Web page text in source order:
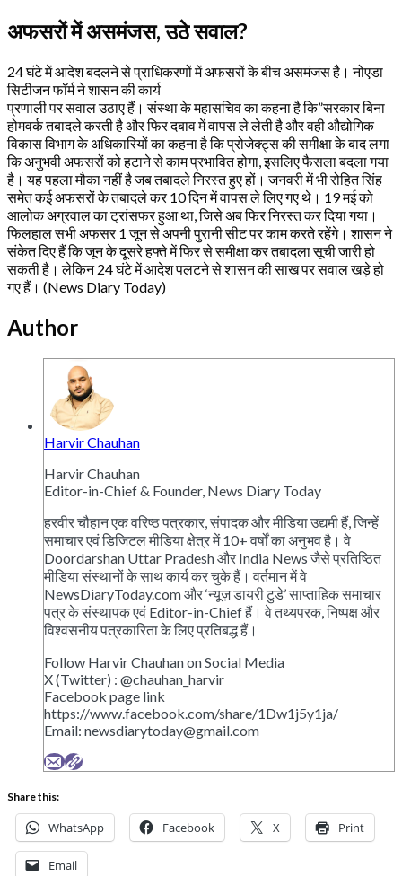
अफसरों में असमंजस, उठे सवाल?
24 घंटे में आदेश बदलने से प्राधिकरणों में अफसरों के बीच असमंजस है। नोएडा
सिटीजन फॉर्म ने शासन की कार्य
प्रणाली पर सवाल उठाए हैं। संस्था के महासचिव का कहना है कि”सरकार बिना
होमवर्क तबादले करती है और फिर दबाव में वापस ले लेती है और वही औद्योगिक
विकास विभाग के अधिकारियों का कहना है कि प्रोजेक्ट्स की समीक्षा के बाद लगा
कि अनुभवी अफसरों को हटाने से काम प्रभावित होगा, इसलिए फैसला बदला गया‌
है। यह पहला मौका नहीं है जब तबादले निरस्त हुए हों। जनवरी में भी रोहित सिंह
समेत कई अफसरों के तबादले कर 10 दिन में वापस ले लिए गए थे। 19 मई को
आलोक अग्रवाल का ट्रांसफर हुआ था, जिसे अब फिर निरस्त कर दिया गया।
फिलहाल सभी अफसर 1 जून से अपनी पुरानी सीट पर काम करते रहेंगे। शासन ने
संकेत दिए हैं कि जून के दूसरे हफ्ते में फिर से समीक्षा कर तबादला सूची जारी हो
सकती है। लेकिन 24 घंटे में आदेश पलटने से शासन की साख पर सवाल खड़े हो
गए हैं। (News Diary Today)
Author
Harvir Chauhan
Harvir Chauhan
Editor-in-Chief & Founder, News Diary Today
हरवीर चौहान एक वरिष्ठ पत्रकार, संपादक और मीडिया उद्यमी हैं, जिन्हें
समाचार एवं डिजिटल मीडिया क्षेत्र में 10+ वर्षों का अनुभव है। वे
Doordarshan Uttar Pradesh और India News जैसे प्रतिष्ठित
मीडिया संस्थानों के साथ कार्य कर चुके हैं। वर्तमान में वे
NewsDiaryToday.com और ‘न्यूज़ डायरी टुडे’ साप्ताहिक समाचार
पत्र के संस्थापक एवं Editor-in-Chief हैं। वे तथ्यपरक, निष्पक्ष और
विश्वसनीय पत्रकारिता के लिए प्रतिबद्ध हैं।
Follow Harvir Chauhan on Social Media
X (Twitter) : @chauhan_harvir
Facebook page link
https://www.facebook.com/share/1Dw1j5y1ja/
Email: newsdiarytoday@gmail.com
Share this:
WhatsApp Facebook X Print
Email